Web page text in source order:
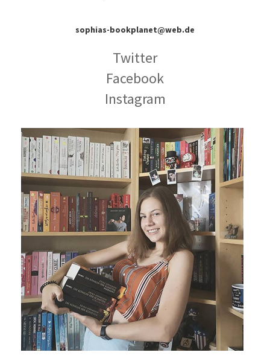
sophias-bookplanet@web.de
Twitter
Facebook
Instagram